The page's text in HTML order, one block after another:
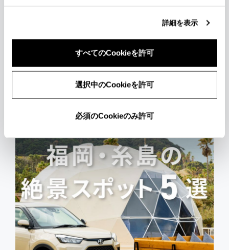
詳細を表示
すべてのCookieを許可
選択中のCookieを許可
必須のCookieのみ許可